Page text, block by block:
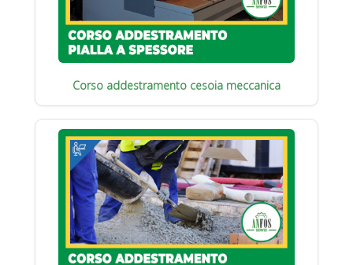
Corso addestramento cesoia meccanica